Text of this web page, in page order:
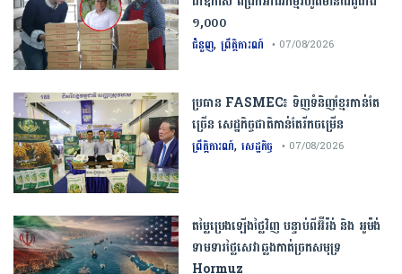
១,០០០
ជំនួញ,ព្រឹត្តិការណ៍ • 07/08/2026
ប្រធាន​​ ​FASMEC​៖​ ​ទិញ​ទំនិញ​ខ្មែរ​កាន់តែ​
ច្រើន​ ​សេដ្ឋកិច្ច​ជាតិ​កាន់តែ​រីកចម្រើន​
ព្រឹត្តិការណ៍, សេដ្ឋកិច្ច • 07/08/2026
តម្លៃប្រេងឡើងថ្លៃវិញ បន្ទាប់ពីអ៊ីរ៉ង់ និង អូម៉ង់
ទាមទារថ្លៃសេវាឆ្លងកាត់ច្រកសមុទ្រ
Hormuz